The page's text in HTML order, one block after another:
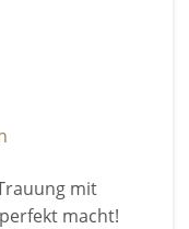
mit
macht!